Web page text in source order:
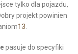
tylko dla pojazdu,
projekt powinien
13.
pasuje do specyfiki